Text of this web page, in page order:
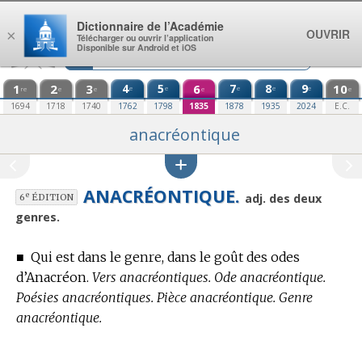
Aller au contenu
1 re
1694
2e
1718
3e
1740
4e
1762
5e
1798
6e
1835
7e
1878
8e
1935
9e
2024
10e
E.C.
anacréontique
6eÉDITION ANACRÉONTIQUE. adj. des deux
genres.
■ Qui est dans le genre, dans le goût des odes
d’Anacréon. Vers anacréontiques. Ode anacréontique.
Poésies anacréontiques. Pièce anacréontique. Genre
anacréontique.
×
Dictionnaire de l’Académie
Télécharger ou ouvrir l’application
Disponible sur Android et iOS
OUVRIR